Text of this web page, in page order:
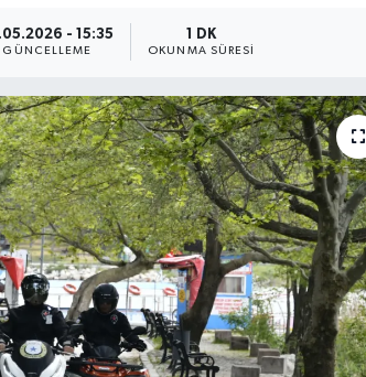
- 15:35
GÜNCELLEME
1 DK
OKUNMA SÜRESI